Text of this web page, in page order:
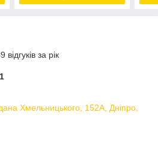
за рік
Хмельницького, 152А, Дніпро,